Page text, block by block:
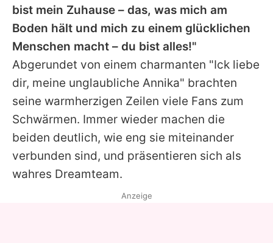
bist mein Zuhause – das, was mich am
Boden hält und mich zu einem glücklichen
Menschen macht – du bist alles!"
Abgerundet von einem charmanten "Ick liebe
dir, meine unglaubliche Annika" brachten
seine warmherzigen Zeilen viele Fans zum
Schwärmen. Immer wieder machen die
beiden deutlich, wie eng sie miteinander
verbunden sind, und präsentieren sich als
wahres Dreamteam.
Anzeige